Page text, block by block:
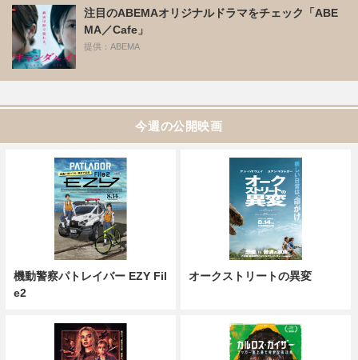
注目のABEMAオリジナルドラマをチェック「ABE
MA／Cafe」
提供：ABEMA
今週の公開映画
機動警察パトレイバー EZY Fil
e2
オークストリートの異変